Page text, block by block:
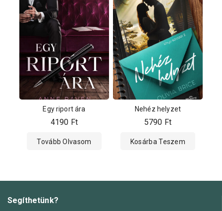
Egy riport ára
4190 Ft
Tovább Olvasom
Nehéz helyzet
5790 Ft
Kosárba Teszem
Segíthetünk?